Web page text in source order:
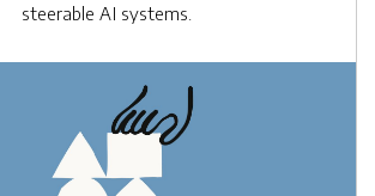
steerable AI systems.